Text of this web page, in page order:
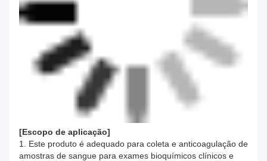
[Escopo de aplicação]
1. Este produto é adequado para coleta e anticoagulação de
amostras de sangue para exames bioquímicos clínicos e